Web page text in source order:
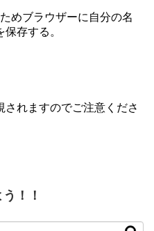
めブラウザーに自分の名
存する。
されますのでご注意くださ
！！